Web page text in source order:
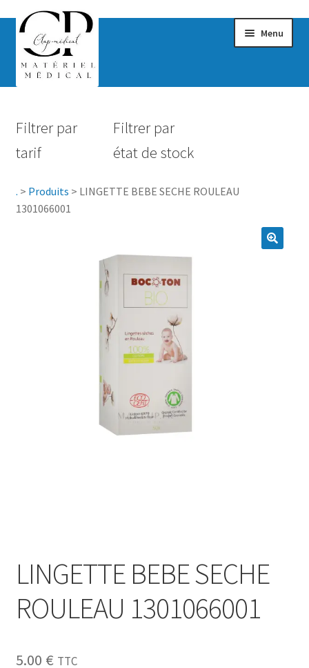
Menu
Hygiène
Accessoires Salle de bain
Vêtements & Chaussures
Filtrer par
tarif
Filtrer par
état de stock
. > Produits > LINGETTE BEBE SECHE ROULEAU
1301066001
LINGETTE BEBE SECHE
ROULEAU 1301066001
5.00 € TTC